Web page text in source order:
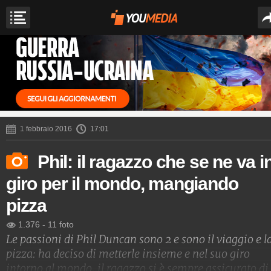
1 febbraio 2016 17:01
Phil: il ragazzo che se ne va
giro per il mondo, mangiando
pizza
1.376 - 11 foto
Le passioni di Phil Duncan sono 2 e sono il viaggio e
pizza: ha deciso di metterle insieme e nel suo giro
intorno al mondo, il ragazzo si è sempre assicurato di